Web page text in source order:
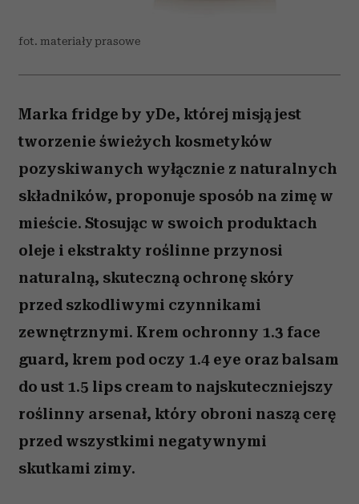
fot. materiały prasowe
Marka fridge by yDe, której misją jest
tworzenie świeżych kosmetyków
pozyskiwanych wyłącznie z naturalnych
składników, proponuje sposób na zimę w
mieście. Stosując w swoich produktach
oleje i ekstrakty roślinne przynosi
naturalną, skuteczną ochronę skóry
przed szkodliwymi czynnikami
zewnętrznymi. Krem ochronny 1.3 face
guard, krem pod oczy 1.4 eye oraz balsam
do ust 1.5 lips cream to najskuteczniejszy
roślinny arsenał, który obroni naszą cerę
przed wszystkimi negatywnymi
skutkami zimy.